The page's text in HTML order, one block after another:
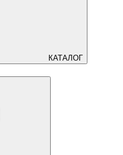
КАТАЛОГ